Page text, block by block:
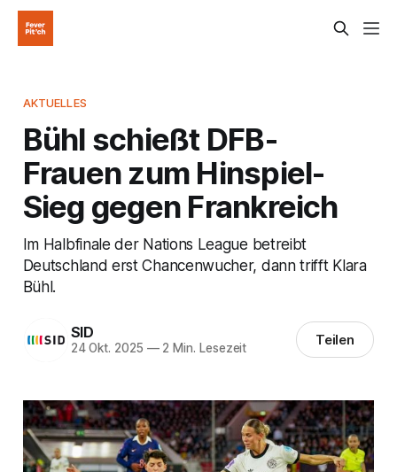
AKTUELLES
Bühl schießt DFB-
Frauen zum Hinspiel-
Sieg gegen Frankreich
Im Halbfinale der Nations League betreibt
Deutschland erst Chancenwucher, dann trifft Klara
Bühl.
SID
24 Okt. 2025 —2 Min. Lesezeit Teilen